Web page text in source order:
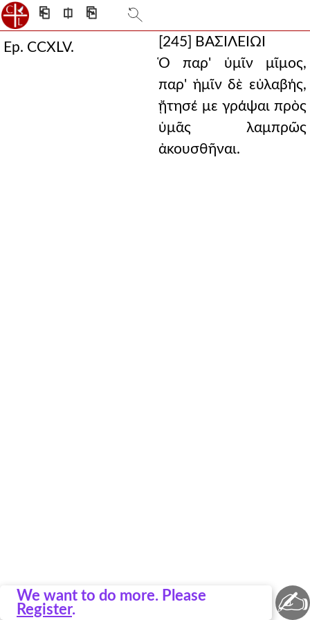
⎗ ⎅ ⎘
We want to do more. Please
Register.
Ep. CCXLV. [245]
ΒΑΣΙΛΕΙΩΙ
Ὁ παρ' ὑμῖν μῖμος,
παρ' ἡμῖν δὲ εὐλαβής,
ᾔτησέ με γράψαι πρὸς
ὑμᾶς λαμπρῶς
ἀκουσθῆναι.
✍